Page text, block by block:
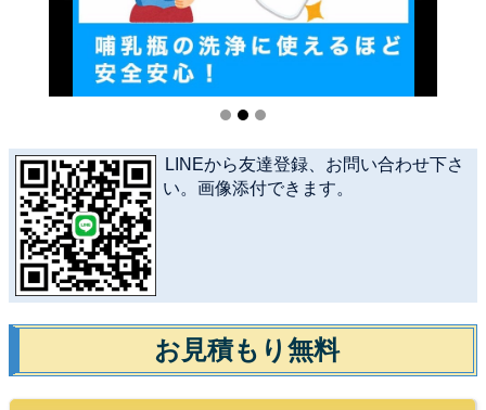
LINEから友達登録、お問い合わせ下さ
い。画像添付できます。
お見積もり無料